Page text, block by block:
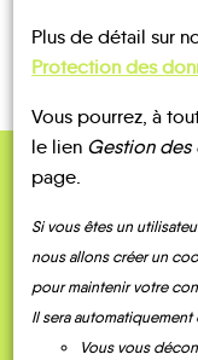
Plus de détail sur
Protection des
Vous pourrez, à
le lien Gestion des
page.
Si vous êtes un
nous allons créer un
pour maintenir votre
Il sera
Vous vous